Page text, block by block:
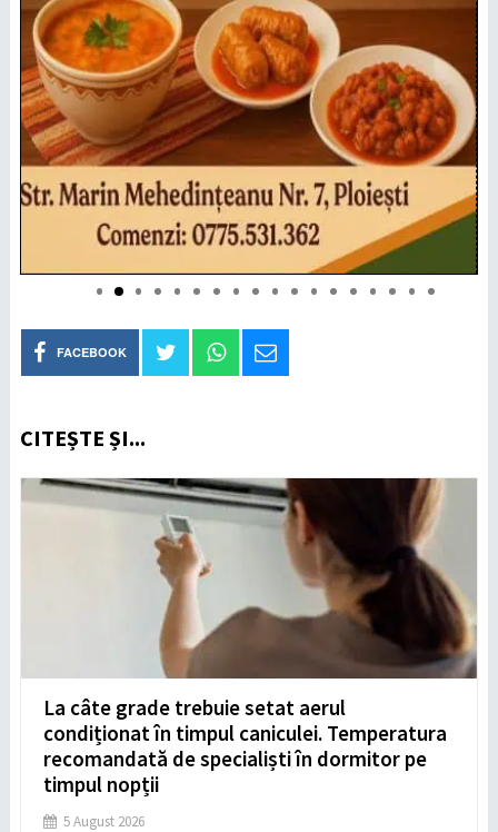
FACEBOOK
CITEȘTE ȘI...
La câte grade trebuie setat aerul
condiționat în timpul caniculei. Temperatura
recomandată de specialiști în dormitor pe
timpul nopții
5 August 2026